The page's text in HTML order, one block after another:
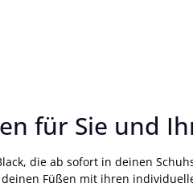
für Sie und
die ab sofort in deinen
Füßen mit ihren